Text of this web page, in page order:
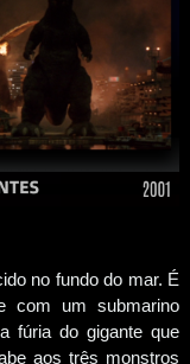
no fundo do mar. É
com um submarino
fúria do gigante que
aos três monstros